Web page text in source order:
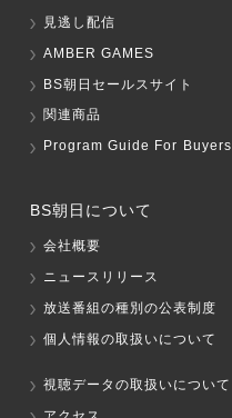
見逃し配信
AMBER GAMES
BS朝日セールスサイト
関連商品
Program Guide For Buyers
BS朝日について
会社概要
ニュースリリース
放送番組の種別の公表制度
個人情報の取扱いについて
視聴データの取扱いについて